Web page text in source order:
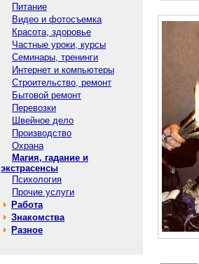
Питание
Видео и фотосъемка
Красота, здоровье
Частные уроки, курсы
Семинары, тренинги
Интернет и компьютеры
Строительство, ремонт
Бытовой ремонт
Перевозки
Швейное дело
Производство
Охрана
Магия, гадание и
экстрасенсы
Психология
Прочие услуги
Работа
Знакомства
Разное